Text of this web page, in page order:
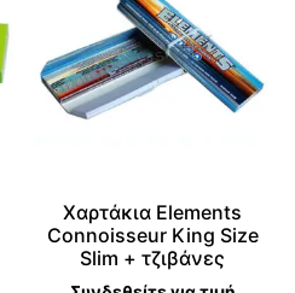
Χαρτάκια Elements
Connoisseur King Size
Slim + τζιβάνες